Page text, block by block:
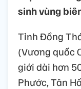
sinh vùng
Tỉnh Đồng
(Vương quốc
giới dài hơn
Phước, Tân